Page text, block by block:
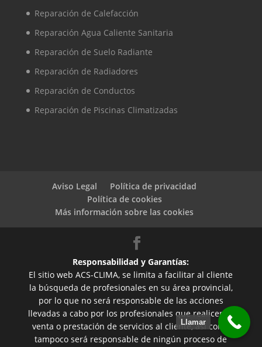
Reparación de Calefacción
Reparación Agua Caliente Sanitaria
Reparación de Suelo Radiante
Reparación de Radiadores
Reparación de Conductos
Reparación de Piscinas Climatizadas
Aviso Legal
Política de privacidad
Política de cookies
Más información sobre las cookies
Responsabilidad y Garantías:
El sitio web ACS-CLIMA, se limita a facilitar al cliente
la búsqueda de profesionales en su área provincial,
por lo que no será responsable de las acciones
llevadas a cabo por los profesionales que realicen la
venta o prestación de servicios al cliente, así como
tampoco será responsable de ningún proceso de
Llamar